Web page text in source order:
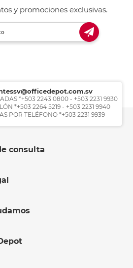
y promociones exclusivas.
*+503 2243 0800 - +503 2231 9930
*+503 2264 5219 - +503 2231 9940
POR TELÉFONO *+503 2231 9939
consulta